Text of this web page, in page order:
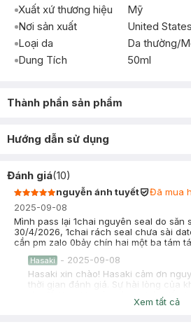
Xuất xứ thương hiệu
Mỹ
Nơi sản xuất
United States
Loại da
Da thường/
Dung Tích
50ml
Thành phần sản phẩm
Hướng dẫn sử dụng
Đánh giá(10)
nguyễn ánh tuyết
Đã mua
2025-09-08
Mình pass lại 1chai nguyên seal do săn
30/4/2026, 1chai rách seal chưa sài
cần pm zalo 0bảy chín hai một ba tám
Hasaki - 2025-09-08
Hasaki xin chào! Hasaki cảm ơn
thời gian đánh giá. Sự hài lòng của
lớn để Hasaki ngày càng phát triển
dịch vụ. Cảm ơn bạn đã tin tưởng và
Xem tất cả